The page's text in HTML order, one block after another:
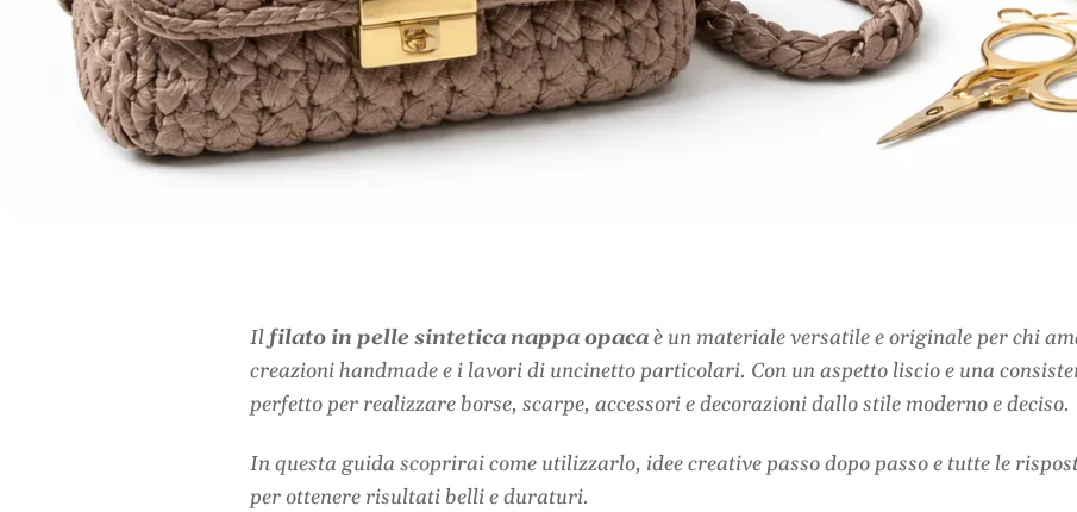
Il filato in pelle sintetica nappa opacaè un materiale versatile e originale per chi
creazioni handmade e i lavori di uncinetto particolari. Con un aspetto liscio e una
perfetto per realizzare borse, scarpe, accessori e decorazioni dallo stile moderno e deciso.
In questa guida scoprirai come utilizzarlo, idee creative passo dopo passo e tutte le
per ottenere risultati belli e duraturi.